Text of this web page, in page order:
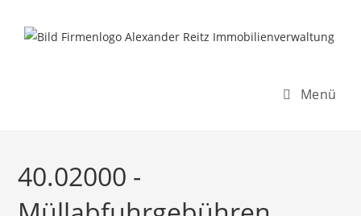
Inhalt
Menü
40.02000 -